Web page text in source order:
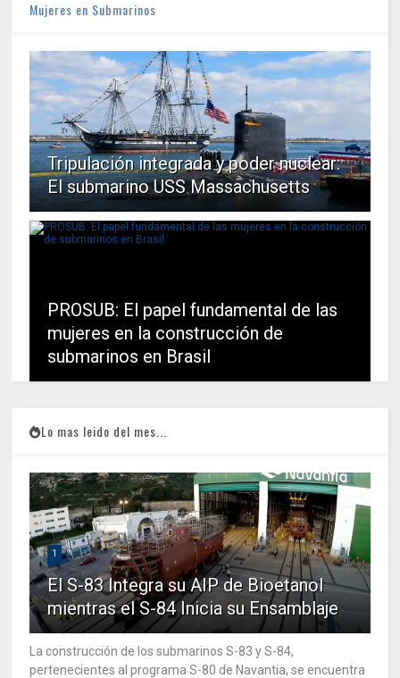
Mujeres en Submarinos
Tripulación integrada y poder nuclear:
El submarino USS Massachusetts
PROSUB: El papel fundamental de las
mujeres en la construcción de
submarinos en Brasil
Lo mas leido del mes...
1
El S-83 Integra su AIP de Bioetanol
mientras el S-84 Inicia su Ensamblaje
La construcción de los submarinos S-83 y S-84,
pertenecientes al programa S-80 de Navantia, se encuentra